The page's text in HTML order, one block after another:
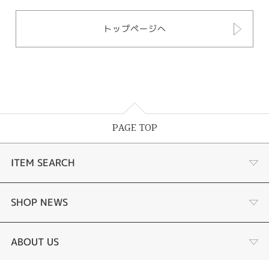
トップページへ
PAGE TOP
ITEM SEARCH
婚約指輪
結婚指輪
SHOP NEWS
選ばれる理由まとめ
ABOUT US